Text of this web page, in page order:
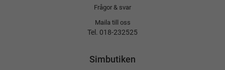
Frågor & svar
Maila till oss
Tel. 018-232525
Simbutiken